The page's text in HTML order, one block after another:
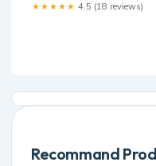
★★★★★ 4.5 (18 reviews)
Recommand